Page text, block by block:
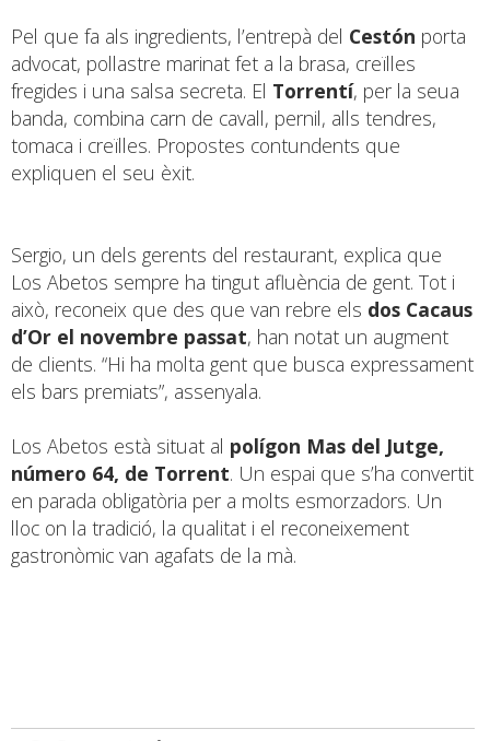
Pel que fa als ingredients, l’entrepà del Cestón porta
advocat, pollastre marinat fet a la brasa, creïlles
fregides i una salsa secreta. El Torrentí, per la seua
banda, combina carn de cavall, pernil, alls tendres,
tomaca i creïlles. Propostes contundents que
expliquen el seu èxit.
Sergio, un dels gerents del restaurant, explica que
Los Abetos sempre ha tingut afluència de gent. Tot i
això, reconeix que des que van rebre els dos Cacaus
d’Or el novembre passat, han notat un augment
de clients. “Hi ha molta gent que busca expressament
els bars premiats”, assenyala.
Los Abetos està situat al polígon Mas del Jutge,
número 64, de Torrent. Un espai que s’ha convertit
en parada obligatòria per a molts esmorzadors. Un
lloc on la tradició, la qualitat i el reconeixement
gastronòmic van agafats de la mà.